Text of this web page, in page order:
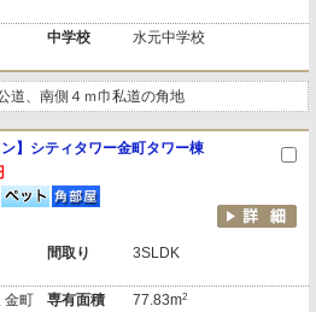
中学校 水元中学校
道、南側４ｍ巾私道の角地
ン】シティタワー金町タワー棟
間取り 3SLDK
金町
専有面積 77.83m2